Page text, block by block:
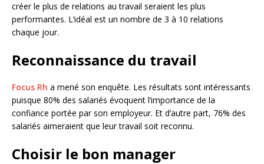
créer le plus de relations au travail seraient les plus
performantes. L’idéal est un nombre de 3 à 10 relations
chaque jour.
Reconnaissance du travail
Focus Rh a mené son enquête. Les résultats sont intéressants
puisque 80% des salariés évoquent l’importance de la
confiance portée par son employeur. Et d’autre part, 76% des
salariés aimeraient que leur travail soit reconnu.
Choisir le bon manager